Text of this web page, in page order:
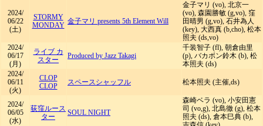
2024/
06/22
(土)
STORMY
MONDAY 金子マリ presents 5th Element Will
金子マリ (vo), 北京一
(vo), 森園勝敏 (g,vo), 窪
田晴男 (g,vo), 石井為人
(key), 大西真 (b,cho), 松本
照夫 (ds,vo)
2024/
06/17
(月)
ライブ カ
スター
Produced by Jazz Takagi
千装智子 (fl), 朝倉由里
(p), バカボン鈴木 (b), 松
本照夫 (ds)
2024/
06/11
(火)
CLOP
CLOP
スペースシャッフル 松本照夫 (主催,ds)
2024/
06/05
(水)
荻窪ルース
ター
SOUL NIGHT
森崎ベラ (vo), 小安田憲
司 (vo,g), 北島徹 (g), 松本
照夫 (ds), 倉本巳典 (b),